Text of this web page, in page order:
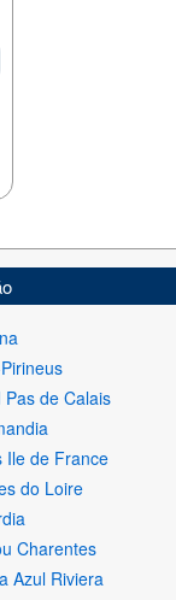
Pas de Calais
Ile de France
do Loire
Charentes
Azul Riviera